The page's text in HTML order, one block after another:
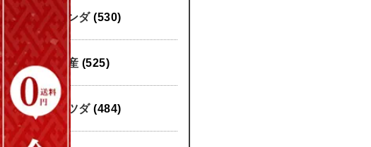
ホンダ (530)
日産 (525)
マツダ (484)